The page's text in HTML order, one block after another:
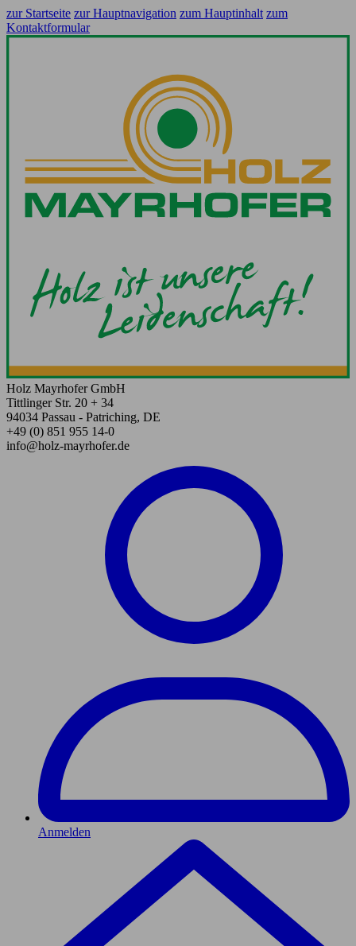
zur Startseite zur Hauptnavigation zum Hauptinhalt zum
Kontaktformular
Holz Mayrhofer GmbH
Tittlinger Str. 20 + 34
94034 Passau - Patriching, DE
+49 (0) 851 955 14-0
info@holz-mayrhofer.de
Anmelden